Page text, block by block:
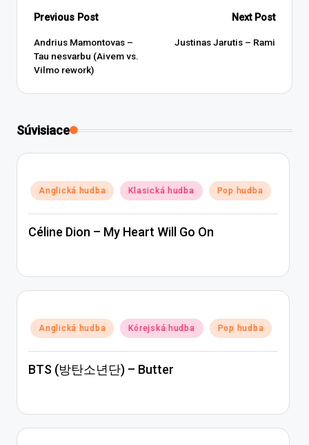
Post
navigation
Previous Post
Andrius Mamontovas –
Tau nesvarbu (Aivem vs.
Vilmo rework)
Next Post
Justinas Jarutis – Rami
Súvisiace
Posted
in
Anglická hudba Klasická hudba Pop hudba
Céline Dion – My Heart Will Go On
Posted
in
Anglická hudba Kórejská hudba Pop hudba
BTS (방탄소년단) – Butter